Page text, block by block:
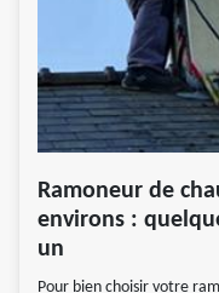
Ramoneur de
environs :
un
Pour bien choisir votre